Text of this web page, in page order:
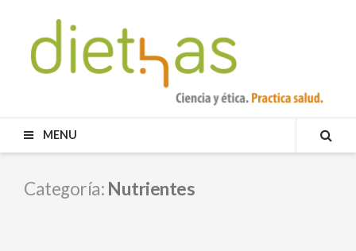
content
DIETHAS
MENU
Categoría: Nutrientes